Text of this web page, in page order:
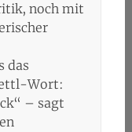
noch mit
das
Wort:
– sagt